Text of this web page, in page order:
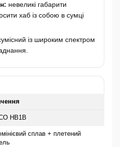
невеликі габарити
хаб із собою в сумці
із широким спектром
HB1B
сплав + плетений